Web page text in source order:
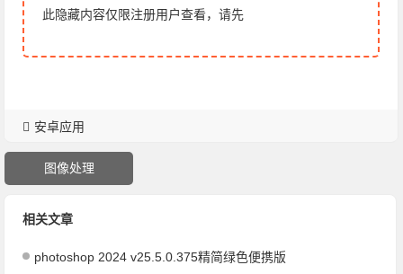
此隐藏内容仅限注册用户查看，请先
安卓应用
图像处理
相关文章
photoshop 2024 v25.5.0.375精简绿色便携版